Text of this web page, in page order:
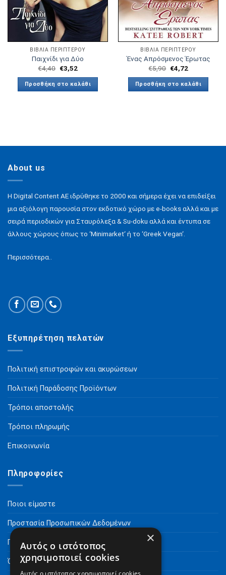
ΒΙΒΛΙΑ ΠΕΡΙΠΤΕΡΟΥ
Παιχνίδι για Δύο
€4,40 €3,52
Προσθήκη στο καλάθι
ΒΙΒΛΙΑ ΠΕΡΙΠΤΕΡΟΥ
Ένας Απρόσμενος Έρωτας
€5,90 €4,72
Προσθήκη στο καλάθι
About us
H Digital Content ΑΕ ιδρύθηκε το 2000 και σήμερα έχει να επιδείξει
μια αξιόλογη παρουσία στον εκδοτικό χώρο με e-books αλλά και με
σειρά περιοδικών για Σταυρόλεξα & Su-doku αλλά και έντυπα σε
άλλους χώρους όπως το ‘Minimarket‘ ή το ‘Greek Vegan‘.
Περισσότερα..
Εξυπηρέτηση πελατών
Πολιτική επιστροφών και ακυρώσεων
Πολιτική Παράδοσης Προϊόντων
Τρόποι αποστολής
Τρόποι πληρωμής
Επικοινωνία
Πληροφορίες
Ποιοι είμαστε
Προστασία Προσωπικών Δεδομένων
Πνευματικά Δικαιώματα
Όροι Χρήσης
×
Αυτός ο ιστότοπος
χρησιμοποιεί cookies
Αυτός ο ιστότοπος χρησιμοποιεί cookies